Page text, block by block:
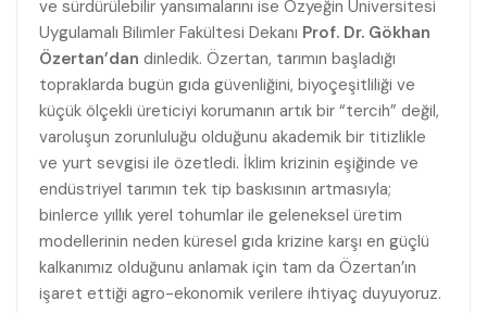
ve sürdürülebilir yansımalarını ise Özyeğin Üniversitesi
Uygulamalı Bilimler Fakültesi Dekanı Prof. Dr. Gökhan
Özertan’dan dinledik. Özertan, tarımın başladığı
topraklarda bugün gıda güvenliğini, biyoçeşitliliği ve
küçük ölçekli üreticiyi korumanın artık bir “tercih” değil,
varoluşun zorunluluğu olduğunu akademik bir titizlikle
ve yurt sevgisi ile özetledi. İklim krizinin eşiğinde ve
endüstriyel tarımın tek tip baskısının artmasıyla;
binlerce yıllık yerel tohumlar ile geleneksel üretim
modellerinin neden küresel gıda krizine karşı en güçlü
kalkanımız olduğunu anlamak için tam da Özertan’ın
işaret ettiği agro-ekonomik verilere ihtiyaç duyuyoruz.